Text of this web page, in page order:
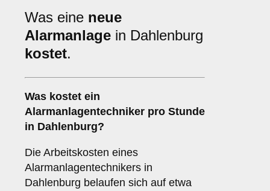
Was eine neue
Alarmanlage in Dahlenburg
kostet.
Was kostet ein
Alarmanlagentechniker pro Stunde
in Dahlenburg?
Die Arbeitskosten eines
Alarmanlagentechnikers in
Dahlenburg belaufen sich auf etwa